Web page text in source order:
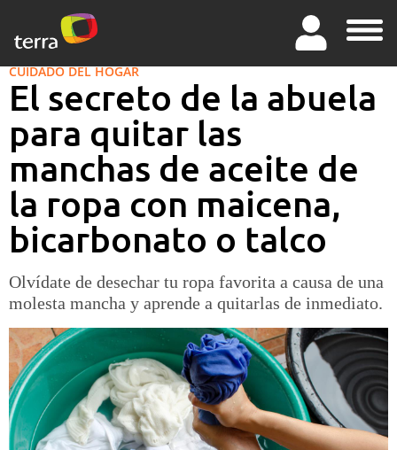
CUIDADO DEL HOGAR
El secreto de la abuela
para quitar las
manchas de aceite de
la ropa con maicena,
bicarbonato o talco
Olvídate de desechar tu ropa favorita a causa de una
molesta mancha y aprende a quitarlas de inmediato.